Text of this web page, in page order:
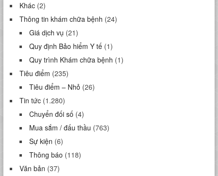
Khác(2)
Thông tin khám chữa bệnh (24)
Giá dịch vụ (21)
Quy định Bảo hiểm Y tế(1)
Quy trình Khám chữa bệnh (1)
Tiêu điểm (235)
Tiêu điểm – Nhỏ (26)
Tin tức(1.280)
Chuyển đối số (4)
Mua sắm / đấu thầu (763)
Sự kiện (6)
Thông báo (118)
Văn bản (37)